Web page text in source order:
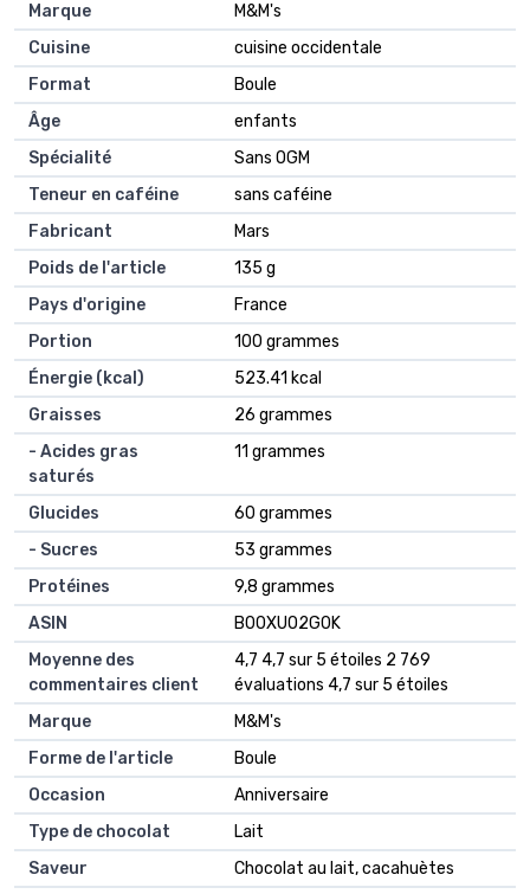
Marque
‎M&M's
Cuisine
‎cuisine occidentale
Format
‎Boule
Âge
‎enfants
Spécialité
‎Sans OGM
Teneur en caféine
‎sans caféine
Fabricant
‎Mars
Poids de l'article
‎135 g
Pays d'origine
‎France
Portion
‎100 grammes
Énergie (kcal)
‎523.41 kcal
Graisses
‎26 grammes
- Acides gras
saturés
‎11 grammes
Glucides
‎60 grammes
- Sucres
‎53 grammes
Protéines
‎9,8 grammes
ASIN
B00XUO2G0K
Moyenne des
commentaires client
4,7 4,7 sur 5 étoiles 2 769
évaluations 4,7 sur 5 étoiles
Marque
M&M's
Forme de l'article
Boule
Occasion
Anniversaire
Type de chocolat
Lait
Saveur
Chocolat au lait, cacahuètes